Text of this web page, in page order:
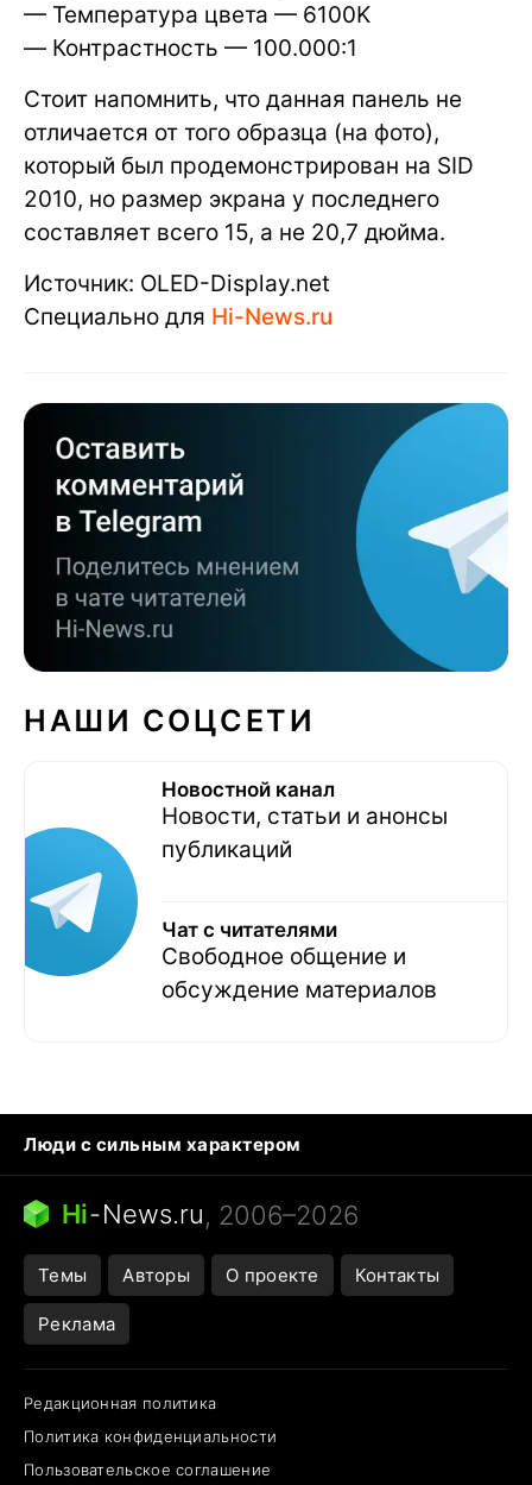
— Температура цвета — 6100K
— Контрастность — 100.000:1
Стоит напомнить, что данная панель не
отличается от того образца (на фото),
который был продемонстрирован на SID
2010, но размер экрана у последнего
составляет всего 15, а не 20,7 дюйма.
Источник: OLED-Display.net
Специально для Hi-News.ru
НАШИ СОЦСЕТИ
Новостной канал
Новости, статьи и анонсы
публикаций
Чат с читателями
Свободное общение и
обсуждение материалов
Люди с сильным характером
Кошка писает на кровать
Тунцы в океанариуме
Ядовитые пауки России
Города в ядерной войне
Открытие в Google Maps
Hi-News.ru, 2006–2026
Темы Авторы О проекте Контакты
Реклама
Редакционная политика
Политика конфиденциальности
Пользовательское соглашение